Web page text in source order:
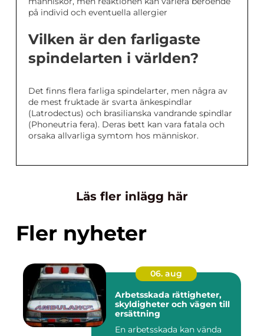
på individ och eventuella allergier
Vilken är den farligaste
spindelarten i världen?
Det finns flera farliga spindelarter, men några av
de mest fruktade är svarta änkespindlar
(Latrodectus) och brasilianska vandrande spindlar
(Phoneutria fera). Deras bett kan vara fatala och
orsaka allvarliga symtom hos människor.
Läs fler inlägg här
Fler nyheter
06. aug
Arbetsskada rättigheter,
skyldigheter och vägen till
ersättning
En arbetsskada kan vända